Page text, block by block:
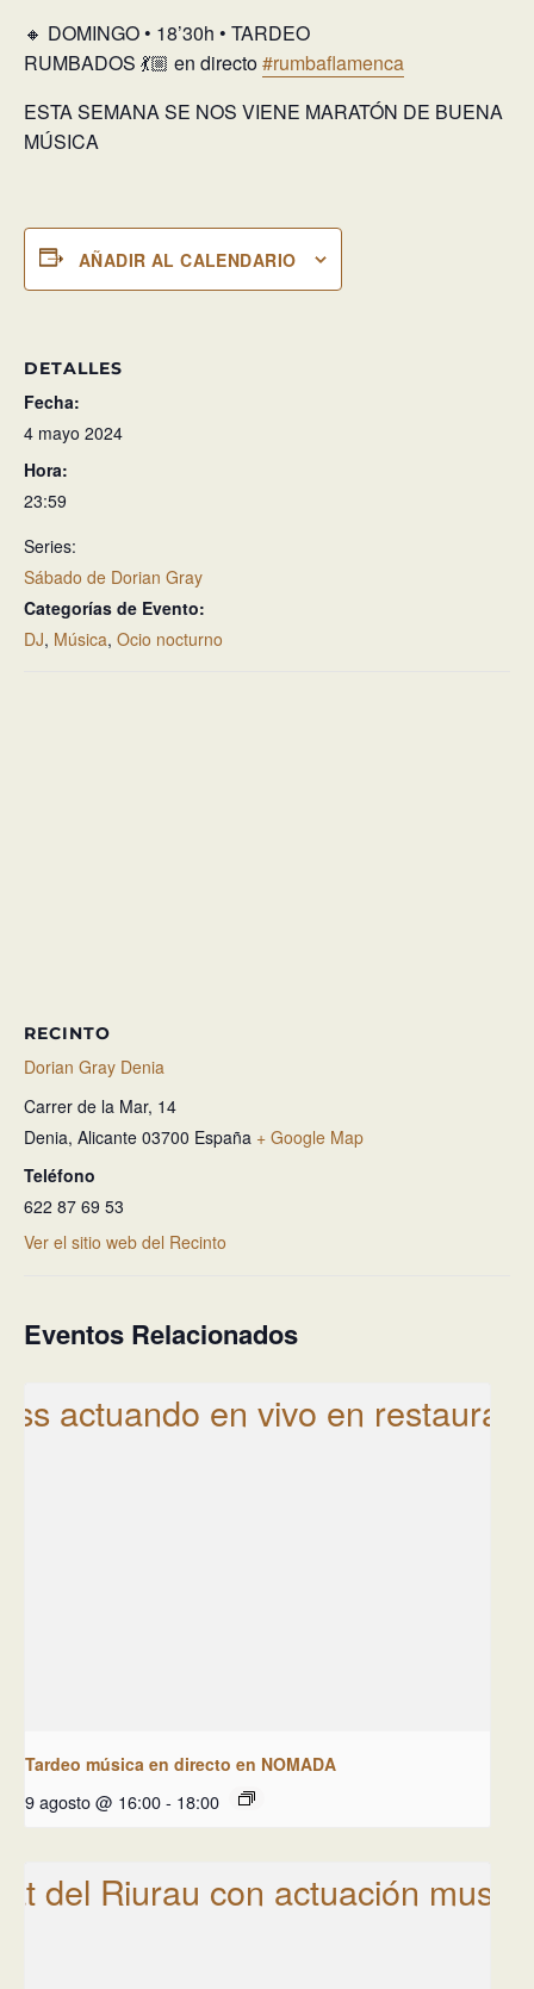
🔸 DOMINGO • 18’30h • TARDEO
RUMBADOS 💃🏼 en directo#rumbaflamenca
ESTA SEMANA SE NOS VIENE MARATÓN DE BUENA
MÚSICA
AÑADIR AL CALENDARIO
DETALLES
Fecha:
4 mayo 2024
Hora:
23:59
Series:
Sábado de Dorian Gray
Categorías de Evento:
DJ, Música, Ocio nocturno
RECINTO
Dorian Gray Denia
Carrer de la Mar, 14
Denia, Alicante 03700 España + Google Map
Teléfono
622 87 69 53
Ver el sitio web del Recinto
Eventos Relacionados
Tardeo música en directo en NOMADA
9 agosto @ 16:00- 18:00